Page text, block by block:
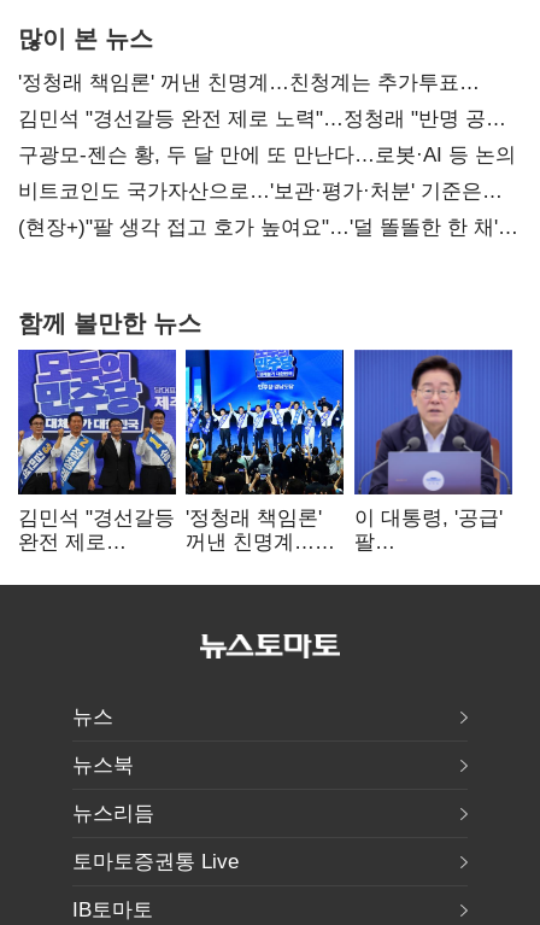
많이 본 뉴스
'정청래 책임론' 꺼낸 친명계…친청계는 추가투표
때리기
김민석 "경선갈등 완전 제로 노력"…정청래 "반명 공세
사과부터"
구광모-젠슨 황, 두 달 만에 또 만난다…로봇·AI 등 논의
비트코인도 국가자산으로…'보관·평가·처분' 기준은
숙제
(현장+)"팔 생각 접고 호가 높여요"…'덜 똘똘한 한 채'
함께 볼만한 뉴스
김민석 "경선갈등
완전 제로
"반명 공세
'정청래 책임론'
꺼낸 친명계…
추가투표 때리기
이 대통령, '공급'
팔
여 내부선
뉴스
뉴스북
뉴스리듬
토마토증권통 Live
IB토마토